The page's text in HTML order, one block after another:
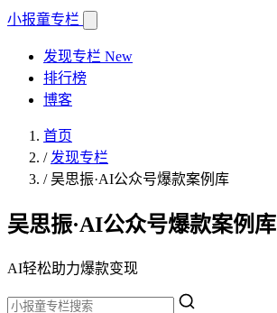
小报童专栏
发现专栏 New
排行榜
博客
首页
/ 发现专栏
/吴思振·AI公众号爆款案例库
吴思振·AI公众号爆款案例库
AI轻松助力爆款变现